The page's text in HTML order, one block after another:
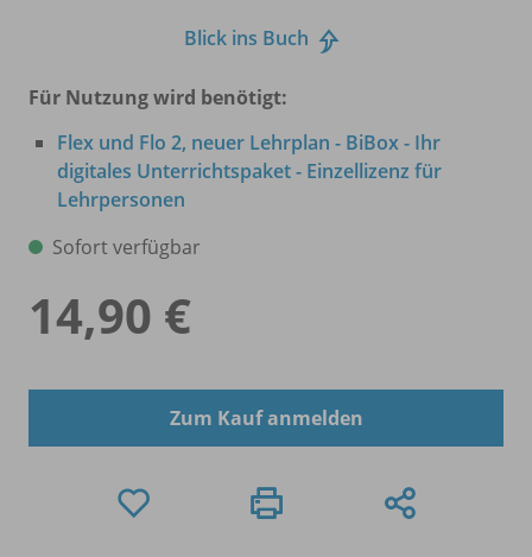
Blick ins Buch
Für Nutzung wird benötigt:
Flex und Flo 2, neuer Lehrplan - BiBox - Ihr
digitales Unterrichtspaket - Einzellizenz für
Lehrpersonen
Sofort verfügbar
14,90 €
Zum Kauf anmelden